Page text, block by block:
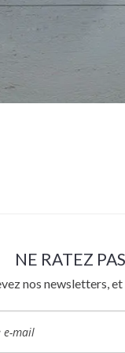
NE RATEZ
nos newsletters,